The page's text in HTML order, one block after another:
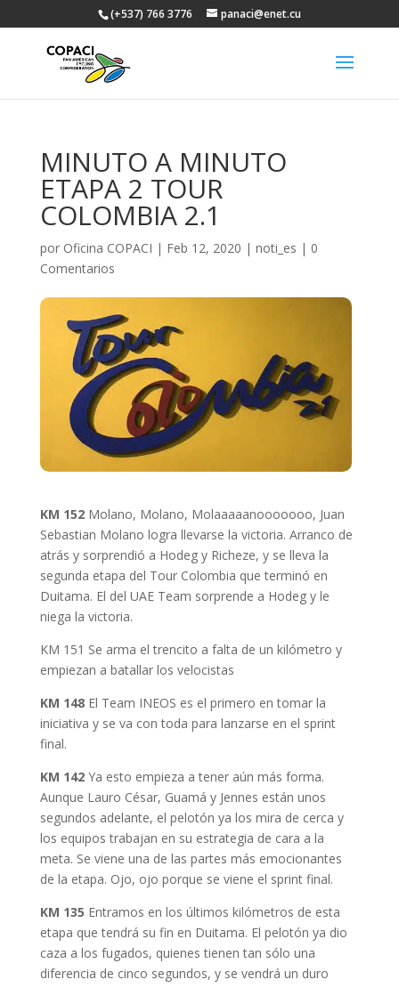
(+537) 766 3776 panaci@enet.cu
MINUTO A MINUTO
ETAPA 2 TOUR
COLOMBIA 2.1
por Oficina COPACI | Feb 12, 2020 | noti_es | 0
Comentarios
KM 152 Molano, Molano, Molaaaaanooooooo, Juan
Sebastian Molano logra llevarse la victoria. Arranco de
atrás y sorprendió a Hodeg y Richeze, y se lleva la
segunda etapa del Tour Colombia que terminó en
Duitama. El del UAE Team sorprende a Hodeg y le
niega la victoria.
KM 151 Se arma el trencito a falta de un kilómetro y
empiezan a batallar los velocistas
KM 148El Team INEOS es el primero en tomar la
iniciativa y se va con toda para lanzarse en el sprint
final.
KM 142Ya esto empieza a tener aún más forma.
Aunque Lauro César, Guamá y Jennes están unos
segundos adelante, el pelotón ya los mira de cerca y
los equipos trabajan en su estrategia de cara a la
meta. Se viene una de las partes más emocionantes
de la etapa. Ojo, ojo porque se viene el sprint final.
KM 135 Entramos en los últimos kilómetros de esta
etapa que tendrá su fin en Duitama. El pelotón ya dio
caza a los fugados, quienes tienen tan sólo una
diferencia de cinco segundos, y se vendrá un duro